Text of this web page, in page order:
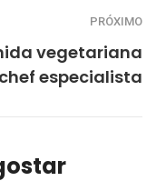
PRÓXIMO
vegetariana
especialista